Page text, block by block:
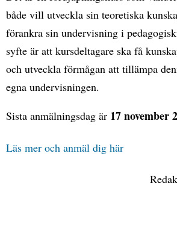
både vill utveckla sin teoretiska
förankra sin undervisning i
syfte är att kursdeltagare ska få
och utveckla förmågan att tillämpa
egna undervisningen.
Sista anmälningsdag är 17 november
Läs mer och anmäl dig här